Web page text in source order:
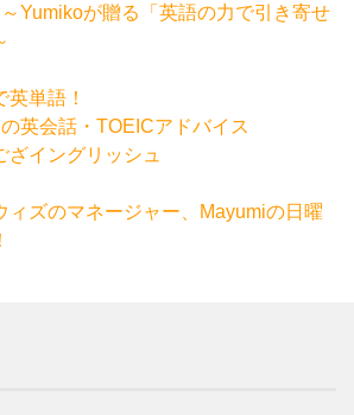
Yumikoが贈る「英語の力で引き寄せ
単語！
英会話・TOEICアドバイス
イングリッシュ
ィズのマネージャー、Mayumiの日曜